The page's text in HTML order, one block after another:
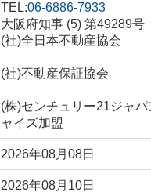
TEL:06-6886-7933
大阪府知事 (5) 第49289号
(社)全日本不動産協会
(社)不動産保証協会
(株)センチュリー21ジャ
ャイズ加盟
2026年08月08日
2026年08月10日